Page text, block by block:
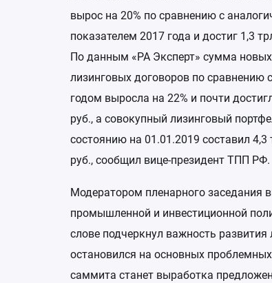
вырос на 20% по сравнению с
показателем 2017 года и достиг 1,3
По данным «РА Эксперт» сумма новых
лизинговых договоров по сравнению
годом выросла на 22% и почти
руб., а совокупный лизинговый
состоянию на 01.01.2019 составил 4,3
руб., сообщил вице-президент ТПП РФ.
Модератором пленарного заседания
промышленной и инвестиционной
слове подчеркнул важность
остановился на основных
саммита станет выработка